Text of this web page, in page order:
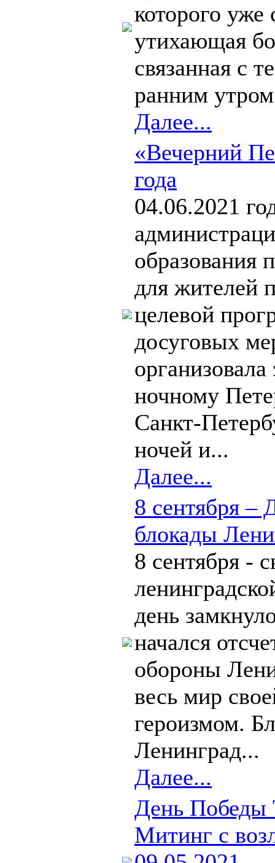
которого
утихающая
связанная с
ранним
Далее...
«Вечерний
года
04.06.2021
образования
для жителей
целевой
досуговых
ночному
Санкт-
ночей и...
Далее...
8 сентября –
блокады
8 сентября -
день
начался
обороны
весь мир
героизмом.
Ленинград...
Далее...
День Победы
Митинг с